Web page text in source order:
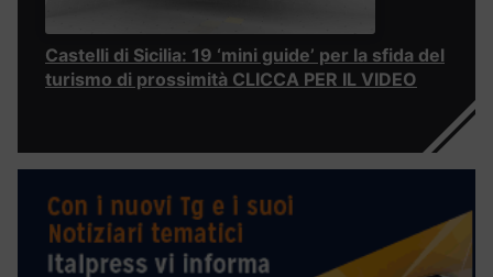
Castelli di Sicilia: 19 ‘mini guide’ per la sfida del
turismo di prossimità CLICCA PER IL VIDEO